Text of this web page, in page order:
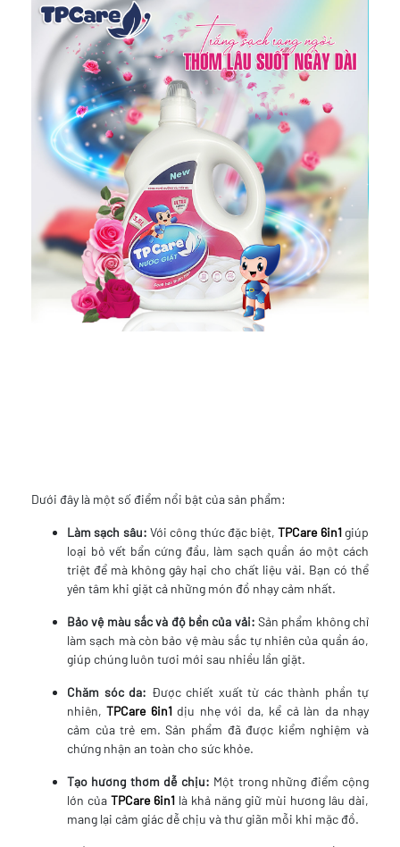
Dưới đây là một số điểm nổi bật của sản phẩm:
Làm sạch sâu: Với công thức đặc biệt,TPCare 6in1giúp
loại bỏ vết bẩn cứng đầu, làm sạch quần áo một cách
triệt để mà không gây hại cho chất liệu vải. Bạn có thể
yên tâm khi giặt cả những món đồ nhạy cảm nhất.
Bảo vệ màu sắc và độ bền của vải: Sản phẩm không chỉ
làm sạch mà còn bảo vệ màu sắc tự nhiên của quần áo,
giúp chúng luôn tươi mới sau nhiều lần giặt.
Chăm sóc da: Được chiết xuất từ các thành phần tự
nhiên,TPCare 6in1dịu nhẹ với da, kể cả làn da nhạy
cảm của trẻ em. Sản phẩm đã được kiểm nghiệm và
chứng nhận an toàn cho sức khỏe.
Tạo hương thơm dễ chịu: Một trong những điểm cộng
lớn của TPCare 6in1 là khả năng giữ mùi hương lâu dài,
mang lại cảm giác dễ chịu và thư giãn mỗi khi mặc đồ.